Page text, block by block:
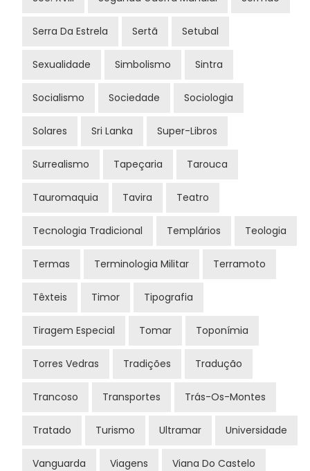
Serra Da Estrela Sertã Setubal
Sexualidade Simbolismo Sintra
Socialismo Sociedade Sociologia
Solares Sri Lanka Super-Libros
Surrealismo Tapeçaria Tarouca
Tauromaquia Tavira Teatro
Tecnologia Tradicional Templários Teologia
Termas Terminologia Militar Terramoto
Têxteis Timor Tipografia
Tiragem Especial Tomar Toponímia
Torres Vedras Tradições Tradução
Trancoso Transportes Trás-Os-Montes
Tratado Turismo Ultramar Universidade
Vanguarda Viagens Viana Do Castelo